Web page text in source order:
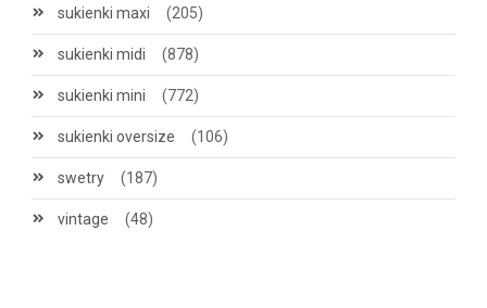
sukienki maxi (205)
sukienki midi (878)
sukienki mini (772)
sukienki oversize (106)
swetry (187)
vintage (48)